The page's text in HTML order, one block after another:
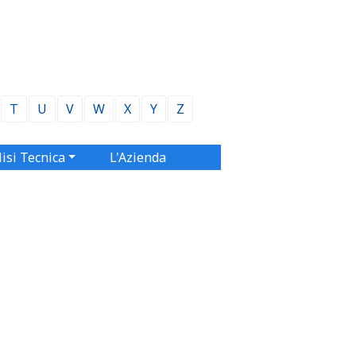
T U V W X Y Z
Tecnica L'Azienda